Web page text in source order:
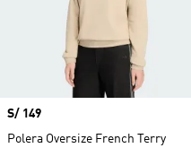
Precio
S/ 149
Polera Oversize French Terry